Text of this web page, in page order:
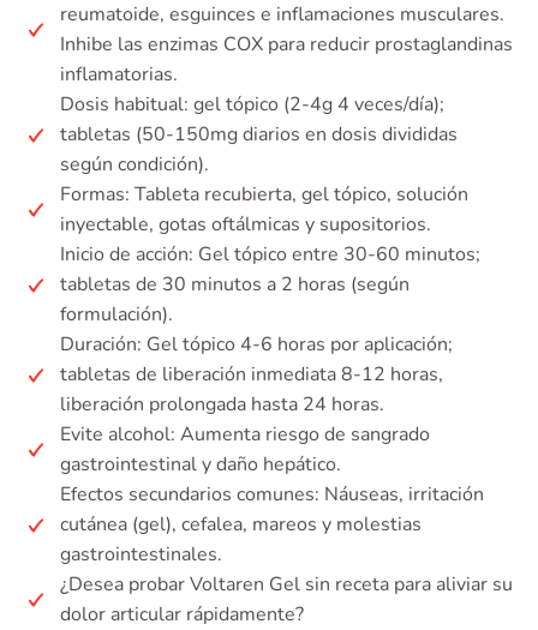
reumatoide, esguinces e inflamaciones musculares.
Inhibe las enzimas COX para reducir prostaglandinas
inflamatorias.
Dosis habitual: gel tópico (2-4g 4 veces/día);
tabletas (50-150mg diarios en dosis divididas
según condición).
Formas: Tableta recubierta, gel tópico, solución
inyectable, gotas oftálmicas y supositorios.
Inicio de acción: Gel tópico entre 30-60 minutos;
tabletas de 30 minutos a 2 horas (según
formulación).
Duración: Gel tópico 4-6 horas por aplicación;
tabletas de liberación inmediata 8-12 horas,
liberación prolongada hasta 24 horas.
Evite alcohol: Aumenta riesgo de sangrado
gastrointestinal y daño hepático.
Efectos secundarios comunes: Náuseas, irritación
cutánea (gel), cefalea, mareos y molestias
gastrointestinales.
¿Desea probar Voltaren Gel sin receta para aliviar su
dolor articular rápidamente?